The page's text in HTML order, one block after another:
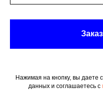
Нажимая на кнопку, вы даете
данных и соглашаетесь c